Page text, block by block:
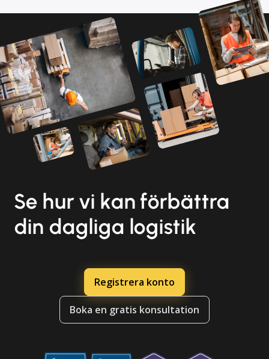
Se hur vi kan förbättra
din dagliga logistik
Registrera konto
Boka en gratis konsultation